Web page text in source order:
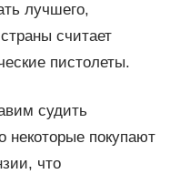
лучшего,
считает
пистолеты.
судить
некоторые покупают
что